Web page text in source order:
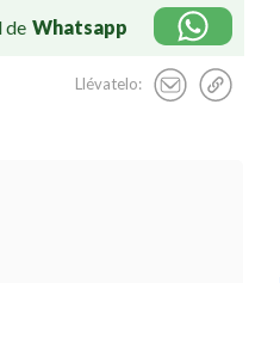
de Whatsapp
Llévatelo: